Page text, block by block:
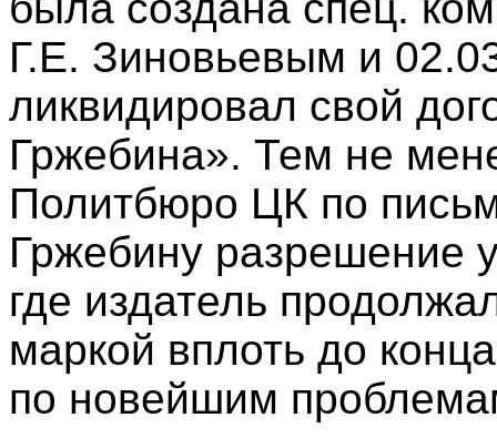
Г.Е. Зиновьевым и
ликвидировал свой
Гржебина». Тем не
Политбюро ЦК по
Гржебину разрешение
где издатель
маркой вплоть до
по новейшим